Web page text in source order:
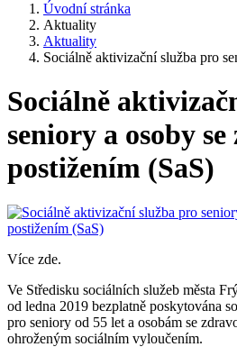
Úvodní stránka
Aktuality
Aktuality
Sociálně aktivizační služba pro
Sociálně
seniory a osoby
postižením (SaS)
Více zde.
Ve Středisku sociálních služeb města
od ledna 2019 bezplatně poskytována
pro seniory od 55 let a osobám se
ohroženým sociálním vyloučením.